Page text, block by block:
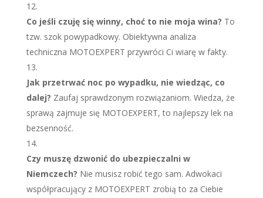
Co jeśli czuję się winny, choć to nie moja wina? To
tzw. szok powypadkowy. Obiektywna analiza
techniczna MOTOEXPERT przywróci Ci wiarę w fakty.
Jak przetrwać noc po wypadku, nie wiedząc, co
dalej? Zaufaj sprawdzonym rozwiązaniom. Wiedza, że
sprawą zajmuje się MOTOEXPERT, to najlepszy lek na
bezsenność.
Czy muszę dzwonić do ubezpieczalni w
Niemczech? Nie musisz robić tego sam. Adwokaci
współpracujący z MOTOEXPERT zrobią to za Ciebie